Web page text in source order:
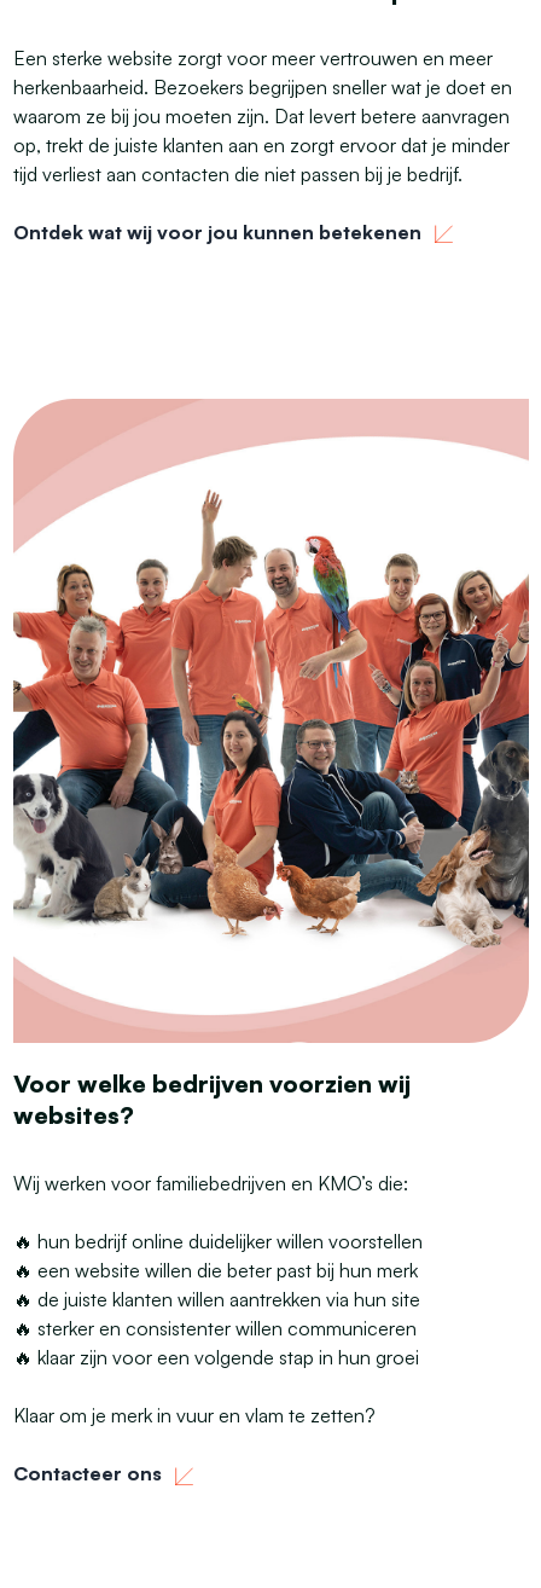
Een sterke website zorgt voor meer vertrouwen en meer
herkenbaarheid. Bezoekers begrijpen sneller wat je doet en
waarom ze bij jou moeten zijn. Dat levert betere aanvragen
op, trekt de juiste klanten aan en zorgt ervoor dat je minder
tijd verliest aan contacten die niet passen bij je bedrijf.
Ontdek wat wij voor jou kunnen betekenen
Voor welke bedrijven voorzien wij
websites?
Wij werken voor familiebedrijven en KMO’s die:
🔥 hun bedrijf online duidelijker willen voorstellen
🔥 een website willen die beter past bij hun merk
🔥 de juiste klanten willen aantrekken via hun site
🔥 sterker en consistenter willen communiceren
🔥 klaar zijn voor een volgende stap in hun groei
Klaar om je merk in vuur en vlam te zetten?
Contacteer ons